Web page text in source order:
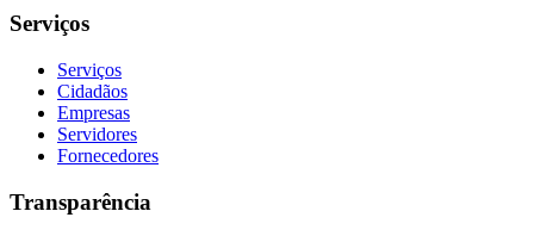
Serviços
Serviços
Cidadãos
Empresas
Servidores
Fornecedores
Transparência